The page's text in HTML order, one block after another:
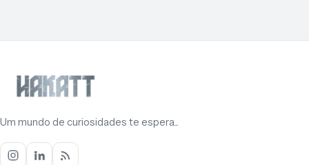
Um mundo de curiosidades te espera...